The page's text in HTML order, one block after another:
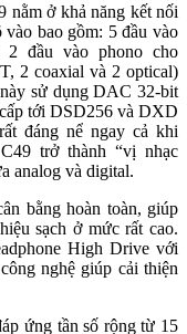
nằm ở khả năng kết nối
bao gồm: 5 đầu vào
đầu vào phono cho
2 coaxial và 2 optical)
sử dụng DAC 32-bit
tới DSD256 và DXD
đáng nể ngay cả khi
trở thành “vị nhạc
analog và digital.
bằng hoàn toàn, giúp
sạch ở mức rất cao.
High Drive với
nghệ giúp cải thiện
ứng tần số rộng từ 15